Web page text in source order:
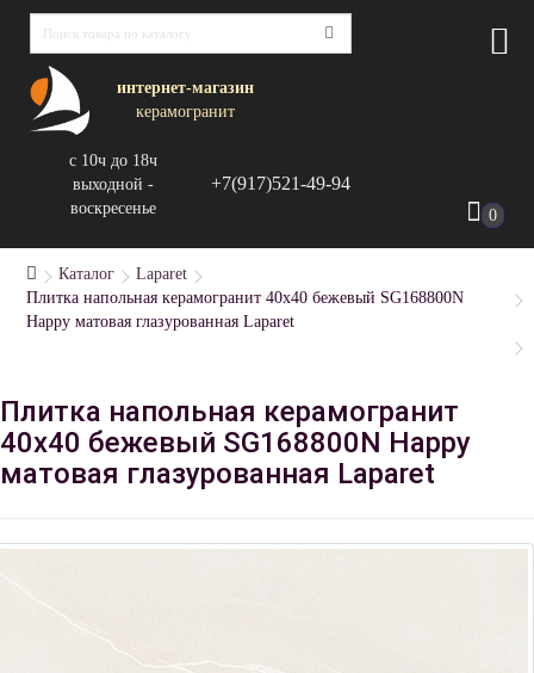
интернет-магазин
керамогранит
с 10ч до 18ч
выходной -
воскресенье
+7(917)521-49-94
0
Каталог
Laparet
Плитка напольная керамогранит 40x40 бежевый SG168800N
Happy матовая глазурованная Laparet
Плитка напольная керамогранит
40x40 бежевый SG168800N Happy
матовая глазурованная Laparet